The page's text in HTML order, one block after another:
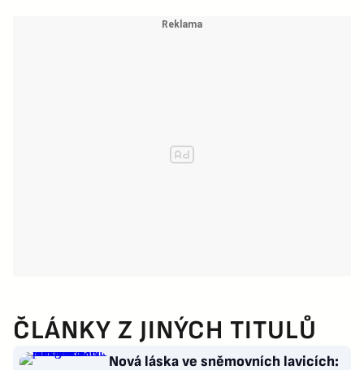
ČLÁNKY Z JINÝCH TITULŮ
Nová láska ve sněmovních lavicích: